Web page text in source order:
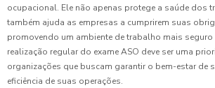
ocupacional. Ele não apenas protege a saúde dos
também ajuda as empresas a cumprirem suas
promovendo um ambiente de trabalho mais seguro
realização regular do exame ASO deve ser uma
organizações que buscam garantir o bem-estar de
eficiência de suas operações.